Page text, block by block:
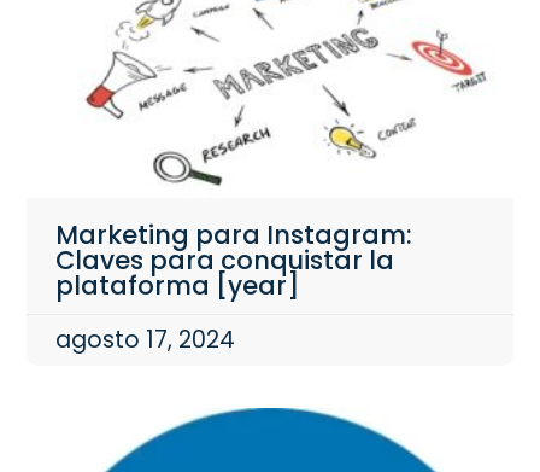
Marketing para Instagram:
Claves para conquistar la
plataforma [year]
agosto 17, 2024